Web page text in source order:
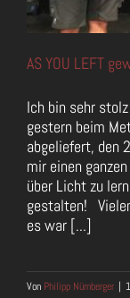
AS YOU LEFT
Ich bin sehr stolz
gestern beim
abgeliefert, den
mir einen
über Licht zu
gestalten!
es war [...]
Von Philipp Nürnberger |